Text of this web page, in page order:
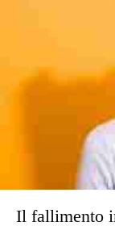
Il fallimento